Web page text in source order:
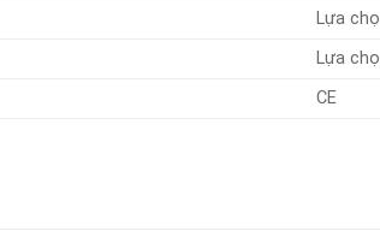
Lựa
Lựa
CE